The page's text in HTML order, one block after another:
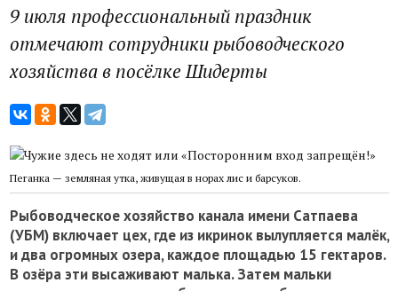
9 июля профессиональный праздник
отмечают сотрудники рыбоводческого
хозяйства в посёлке Шидерты
Пеганка — земляная утка, живущая в норах лис и барсуков.
Рыбоводческое хозяйство канала имени Сатпаева
(УБМ) включает цех, где из икринок вылупляется малёк,
и два огромных озера, каждое площадью 15 гектаров.
В озёра эти высаживают малька. Затем мальки